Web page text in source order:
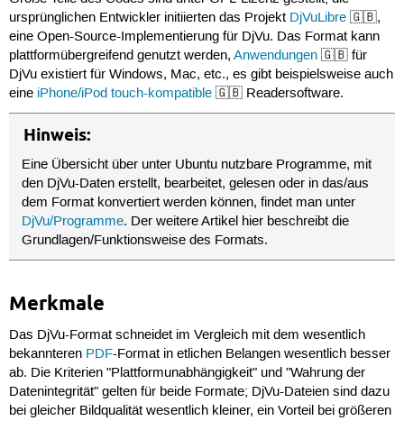
ursprünglichen Entwickler initiierten das Projekt DjVuLibre🇬🇧,
eine Open-Source-Implementierung für DjVu. Das Format kann
plattformübergreifend genutzt werden, Anwendungen🇬🇧 für
DjVu existiert für Windows, Mac, etc., es gibt beispielsweise auch
eine iPhone/iPod touch-kompatible🇬🇧 Readersoftware.
Hinweis:
Eine Übersicht über unter Ubuntu nutzbare Programme, mit
den DjVu-Daten erstellt, bearbeitet, gelesen oder in das/aus
dem Format konvertiert werden können, findet man unter
DjVu/Programme. Der weitere Artikel hier beschreibt die
Grundlagen/Funktionsweise des Formats.
Merkmale
Das DjVu-Format schneidet im Vergleich mit dem wesentlich
bekannteren PDF-Format in etlichen Belangen wesentlich besser
ab. Die Kriterien "Plattformunabhängigkeit" und "Wahrung der
Datenintegrität" gelten für beide Formate; DjVu-Dateien sind dazu
bei gleicher Bildqualität wesentlich kleiner, ein Vorteil bei größeren